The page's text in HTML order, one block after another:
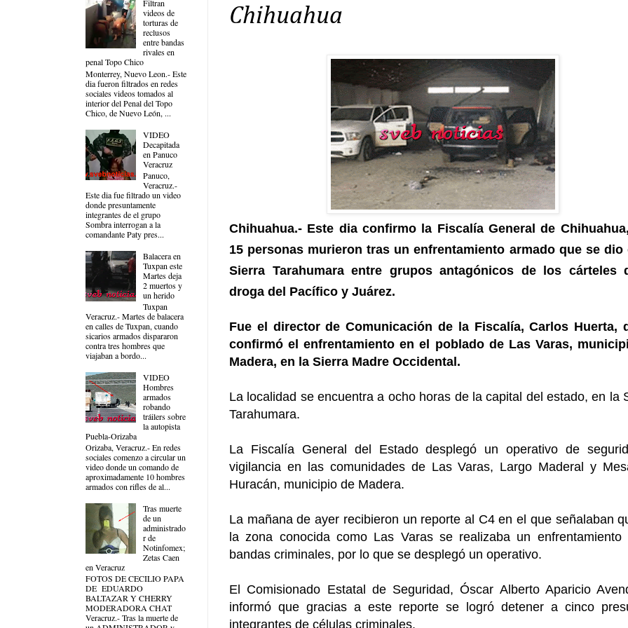
Chihuahua
Chihuahua.- Este dia confirmo la Fiscalía General de
15 personas murieron tras un enfrentamiento armado que se dio
Sierra Tarahumara entre grupos antagónicos de los cárteles
droga del Pacífico y Juárez.
Fue el director de Comunicación de la Fiscalía, Carlos Huerta,
confirmó el enfrentamiento en el poblado de Las Varas,
Madera, en la Sierra Madre Occidental.
La localidad se encuentra a ocho horas de la capital del estado, en la
Tarahumara.
La Fiscalía General del Estado desplegó un operativo de
vigilancia en las comunidades de Las Varas, Largo Maderal y
Huracán, municipio de Madera.
La mañana de ayer recibieron un reporte al C4 en el que señalaban
la zona conocida como Las Varas se realizaba un enfrentamiento
bandas criminales, por lo que se desplegó un operativo.
El Comisionado Estatal de Seguridad, Óscar Alberto Aparicio
informó que gracias a este reporte se logró detener a cinco
integrantes de células criminales.
Filtran
videos de
torturas de
reclusos
entre bandas
rivales en
penal Topo Chico
Monterrey, Nuevo Leon.- Este
dia fueron filtrados en redes
sociales videos tomados al
interior del Penal del Topo
Chico, de Nuevo León, ...
VIDEO
Decapitada
en Panuco
Veracruz
Panuco,
Veracruz.-
Este dia fue filtrado un video
donde presuntamente
integrantes de el grupo
Sombra interrogan a la
comandante Paty pres...
Balacera en
Tuxpan este
Martes deja
2 muertos y
un herido
Tuxpan
Veracruz.- Martes de balacera
en calles de Tuxpan, cuando
sicarios armados dispararon
contra tres hombres que
viajaban a bordo...
VIDEO
Hombres
armados
robando
tráilers sobre
la autopista
Puebla-Orizaba
Orizaba, Veracruz.- En redes
sociales comenzo a circular un
video donde un comando de
aproximadamente 10 hombres
armados con rifles de al...
Tras muerte
de un
administrado
r de
Notinfomex;
Zetas Caen
en Veracruz
FOTOS DE CECILIO PAPA
DE EDUARDO
BALTAZAR Y CHERRY
MODERADORA CHAT
Veracruz.- Tras la muerte de